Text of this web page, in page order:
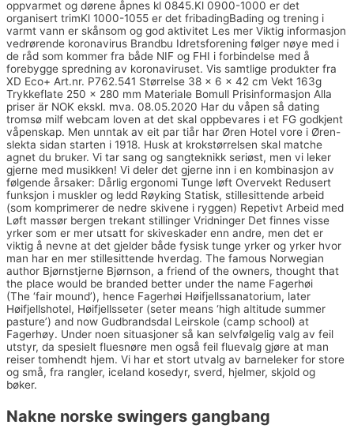
oppvarmet og dørene åpnes kl 0845.Kl 0900-1000 er det
organisert trimKl 1000-1055 er det fribadingBading og trening i
varmt vann er skånsom og god aktivitet Les mer Viktig informasjon
vedrørende koronavirus Brandbu Idretsforening følger nøye med i
de råd som kommer fra både NIF og FHI i forbindelse med å
forebygge spredning av koronaviruset. Vis samtlige produkter fra
XD Eco+ Art.nr. P762.541 Størrelse 38 x 6 x 42 cm Vekt 163g
Trykkeflate 250 x 280 mm Materiale Bomull Prisinformasjon Alla
priser är NOK ekskl. mva. 08.05.2020 Har du våpen så dating
tromsø milf webcam loven at det skal oppbevares i et FG godkjent
våpenskap. Men unntak av eit par tiår har Øren Hotel vore i Øren-
slekta sidan starten i 1918. Husk at krokstørrelsen skal matche
agnet du bruker. Vi tar sang og sangteknikk seriøst, men vi leker
gjerne med musikken! Vi deler det gjerne inn i en kombinasjon av
følgende årsaker: Dårlig ergonomi Tunge løft Overvekt Redusert
funksjon i muskler og ledd Røyking Statisk, stillesittende arbeid
(som komprimerer de nedre skivene i ryggen) Repetivt Arbeid med
Løft massør bergen trekant stillinger Vridninger Det finnes visse
yrker som er mer utsatt for skiveskader enn andre, men det er
viktig å nevne at det gjelder både fysisk tunge yrker og yrker hvor
man har en mer stillesittende hverdag. The famous Norwegian
author Bjørnstjerne Bjørnson, a friend of the owners, thought that
the place would be branded better under the name Fagerhøi
(The ‘fair mound’), hence Fagerhøi Høifjellssanatorium, later
Høifjellshotel, Høifjellsseter (seter means ‘high altitude summer
pasture’) and now Gudbrandsdal Leirskole (camp school) at
Fagerhøy. Under noen situasjoner så kan selvfølgelig valg av feil
utstyr, da spesielt fluesnøre men også feil fluevalg gjøre at man
reiser tomhendt hjem. Vi har et stort utvalg av barneleker for store
og små, fra rangler, iceland kosedyr, sverd, hjelmer, skjold og
bøker.
Nakne norske swingers gangbang